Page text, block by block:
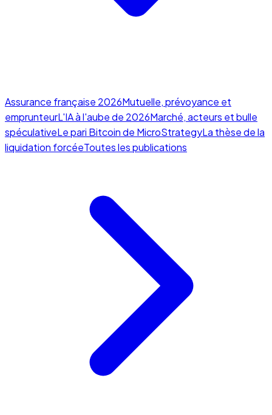
Assurance française 2026Mutuelle, prévoyance et
emprunteurL'IA à l'aube de 2026Marché, acteurs et bulle
spéculativeLe pari Bitcoin de MicroStrategyLa thèse de la
liquidation forcéeToutes les publications